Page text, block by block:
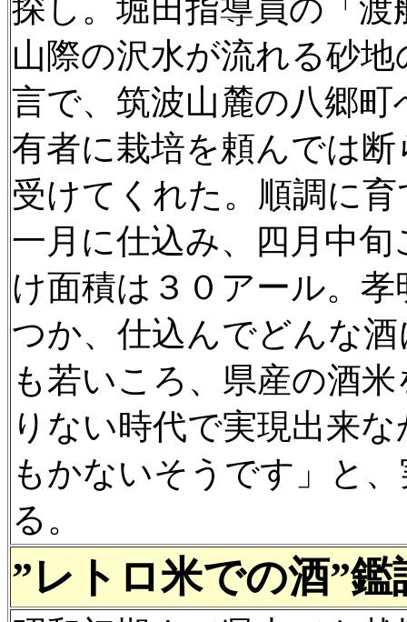
探し。堀田指導員の「
山際の沢水が流れる砂
言で、筑波山麓の八郷
有者に栽培を頼んでは
受けてくれた。順調に
一月に仕込み、四月中
け面積は３０アール。
つか、仕込んでどんな
も若いころ、県産の酒
りない時代で実現出来
もかないそうです」と
る。
”レトロ米での酒”